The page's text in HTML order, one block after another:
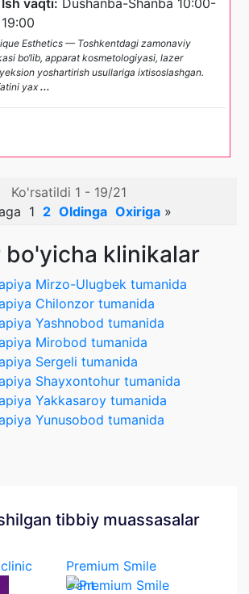
19:00
Esthetics — Toshkentdagi zamonaviy
bo‘lib, apparat kosmetologiyasi, lazer
yoshartirish usullariga ixtisoslashgan.
yax...
Ko'rsatildi 1 - 19/21
1 2 Oldinga Oxiriga »
bo'yicha klinikalar
Mirzo-Ulugbek tumanida
Chilonzor tumanida
Yashnobod tumanida
Mirobod tumanida
Sergeli tumanida
Shayxontohur tumanida
Yakkasaroy tumanida
Yunusobod tumanida
tibbiy muassasalar
Premium Smile
Dent